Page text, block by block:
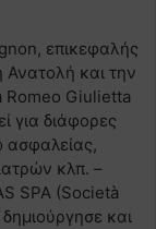
επικεφαλής
και την
Romeo Giulietta
για διάφορες
ασφαλείας,
κλπ. –
SPA (Società
και